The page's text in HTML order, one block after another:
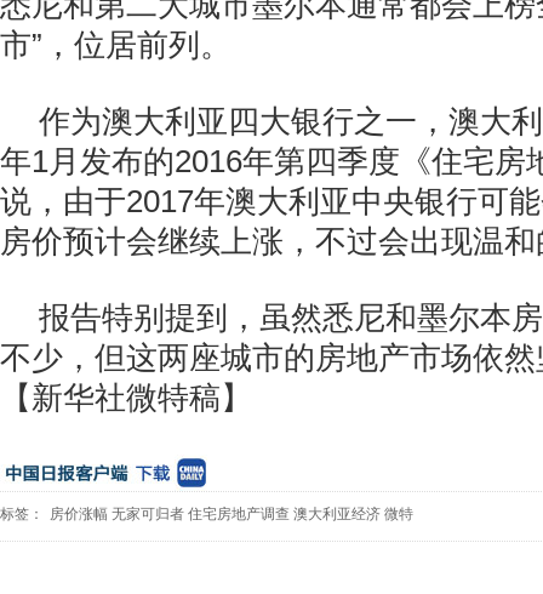
市”，位居前列。
作为澳大利亚四大银行之一，澳大
年1月发布的2016年第四季度《住宅房
说，由于2017年澳大利亚中央银行可
房价预计会继续上涨，不过会出现温
报告特别提到，虽然悉尼和墨尔本
不少，但这两座城市的房地产市场依
【新华社微特稿】
标签： 房价涨幅 无家可归者 住宅房地产调查 澳大利亚经济 微特